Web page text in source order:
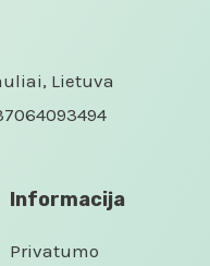
Lietuva
Informacija
Privatumo